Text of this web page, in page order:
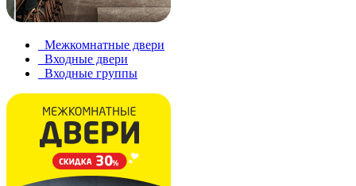
Межкомнатные двери
Входные двери
Входные группы